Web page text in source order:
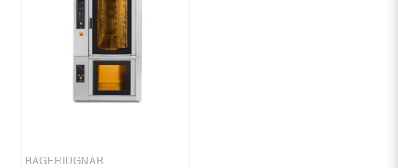
BAGERIUGNAR